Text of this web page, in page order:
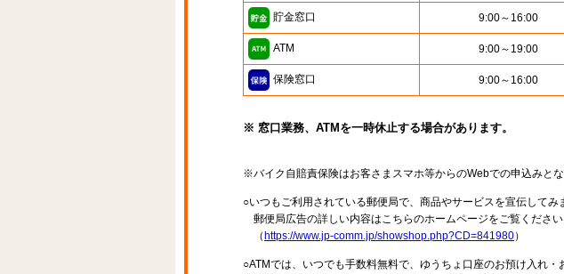
貯金窓口 9:00～16:00
ATM 9:00～19:00
保険窓口 9:00～16:00
※ 窓口業務、ATMを一時休止する場合があります。
※バイク自賠責保険はお客さまスマホ等からのWebでの申込みとな
○いつもご利用されている郵便局で、商品やサービスを宣伝してみ
郵便局広告の詳しい内容はこちらのホームページをご覧ください
（ https://www.jp-comm.jp/showshop.php?CD=841980）
○ATMでは、いつでも手数料無料で、ゆうちょ口座のお預け入れ・